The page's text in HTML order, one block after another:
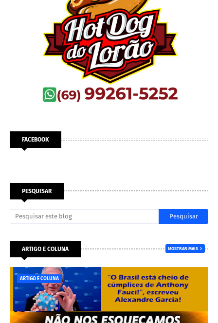
FACEBOOK
PESQUISAR
ARTIGO E COLUNA MOSTRAR MAIS
ARTIGO E COLUNA